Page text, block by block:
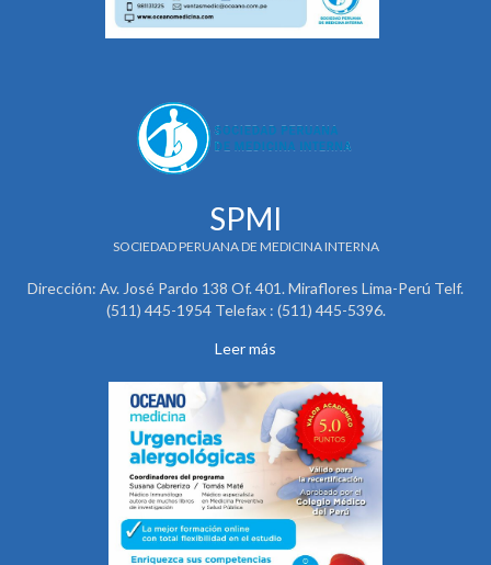
SPMI
SOCIEDAD PERUANA DE MEDICINA INTERNA
Dirección: Av. José Pardo 138 Of. 401. Miraflores Lima-Perú Telf.
(511) 445-1954 Telefax : (511) 445-5396.
Leer más